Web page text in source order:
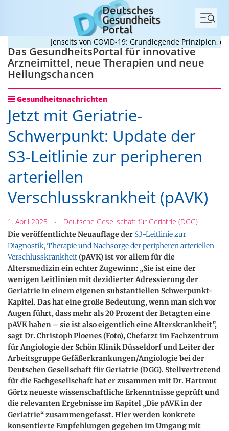
Menü
Jenseits von COVID-19: Grundlegende Prinzipien, die
Das GesundheitsPortal für innovative
Arzneimittel, neue Therapien und neue
Heilungschancen
Gesundheitsnachrichten
Jetzt mit Geriatrie-
Schwerpunkt: Update der
S3-Leitlinie zur peripheren
arteriellen
Verschlusskrankheit (pAVK)
1. April 2025 - Deutsche Gesellschaft für Geriatrie (DGG)
Die veröffentlichte Neuauflage der S3-Leitlinie zur
Diagnostik, Therapie und Nachsorge der peripheren arteriellen
Verschlusskrankheit(pAVK) ist vor allem für die
Altersmedizin ein echter Zugewinn: „Sie ist eine der
wenigen Leitlinien mit dezidierter Adressierung der
Geriatrie in einem eigenen substantiellen Schwerpunkt-
Kapitel. Das hat eine große Bedeutung, wenn man sich vor
Augen führt, dass mehr als 20 Prozent der Betagten eine
pAVK haben – sie ist also eigentlich eine Alterskrankheit”,
sagt Dr. Christoph Ploenes (Foto), Chefarzt im Fachzentrum
für Angiologie der Schön Klinik Düsseldorf und Leiter der
Arbeitsgruppe Gefäßerkrankungen/Angiologie bei der
Deutschen Gesellschaft für Geriatrie (DGG). Stellvertretend
für die Fachgesellschaft hat er zusammen mit Dr. Hartmut
Görtz neueste wissenschaftliche Erkenntnisse geprüft und
die relevanten Ergebnisse im Kapitel „Die pAVK in der
Geriatrie“ zusammengefasst. Hier werden konkrete
konsentierte Empfehlungen gegeben im Umgang mit